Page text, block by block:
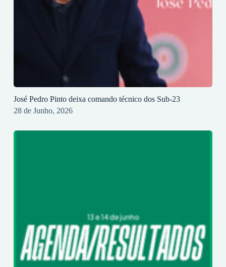
José Pedro Pinto deixa comando técnico dos Sub-23
28 de Junho, 2026